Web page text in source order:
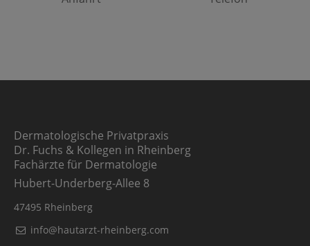
Dermatologische Privatpraxis
Dr. Fuchs & Kollegen in Rheinberg
Fachärzte für Dermatologie
Hubert-Underberg-Allee 8
47495 Rheinberg
info@hautarzt-rheinberg.com